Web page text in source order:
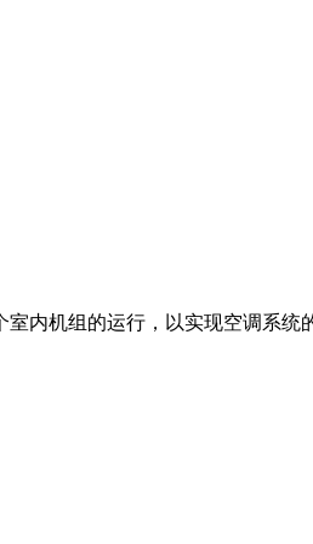
内机组的运行，以实现空调系统